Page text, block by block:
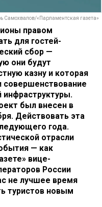
Самохвалов/«Парламентская газета»
правом
для гостей-
сбор —
они будут
казну и которая
совершенствование
инфраструктуры.
был внесен в
Действовать эта
года.
отрасли
— как
вице-
России
не лучшее время
туристов новым